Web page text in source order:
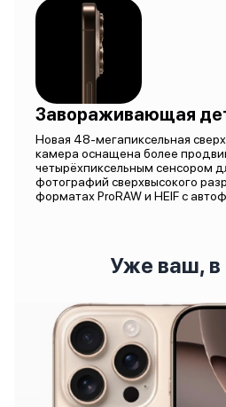
Завораживающая
Новая 48-мегапиксельная
камера оснащена более
четырёхпиксельным сенсором
фотографий сверхвысокого
форматах ProRAW и HEIF с
Уже ваш, в